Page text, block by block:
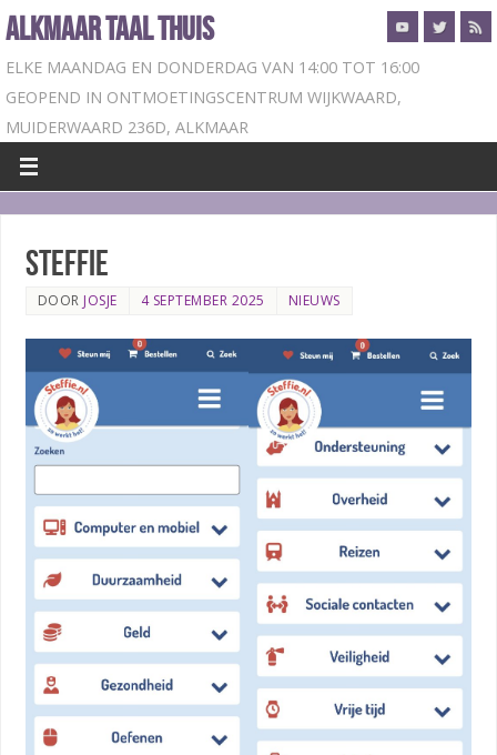
ALKMAAR TAAL THUIS
ELKE MAANDAG EN DONDERDAG VAN 14:00 TOT 16:00
GEOPEND IN ONTMOETINGSCENTRUM WIJKWAARD,
MUIDERWAARD 236D, ALKMAAR
Steffie
DOOR JOSJE 4 SEPTEMBER 2025 NIEUWS